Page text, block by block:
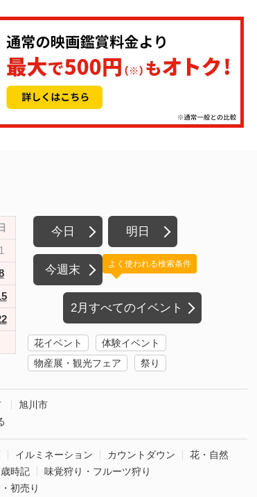
今日 明日
今週末
2月すべてのイベント
よく使われる検索条件
花イベント
体験イベント
物産展・観光フェア
祭り
旭川市
イルミネーション カウントダウン
花・自然
時記
味覚狩り・フルーツ狩り
初売り